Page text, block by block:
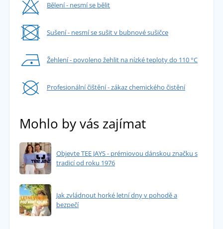
Bělení - nesmí se bělit
Sušení - nesmí se sušit v bubnové sušičce
Žehlení - povoleno žehlit na nízké teploty do 110 °C
Profesionální čištění - zákaz chemického čistění
Mohlo by vás zajímat
Objevte TEE JAYS - prémiovou dánskou značku s
tradicí od roku 1976
Jak zvládnout horké letní dny v pohodě a
bezpečí